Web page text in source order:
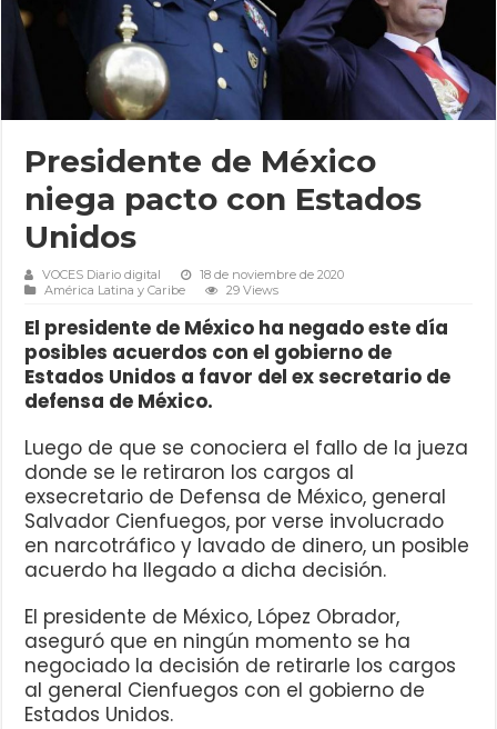
Presidente de México
niega pacto con Estados
Unidos
VOCES Diario digital
18 de noviembre de 2020
América Latina y Caribe
29 Views
El presidente de México ha negado este día
posibles acuerdos con el gobierno de
Estados Unidos a favor del ex secretario de
defensa de México.
Luego de que se conociera el fallo de la jueza
donde se le retiraron los cargos al
exsecretario de Defensa de México, general
Salvador Cienfuegos, por verse involucrado
en narcotráfico y lavado de dinero, un posible
acuerdo ha llegado a dicha decisión.
El presidente de México, López Obrador,
aseguró que en ningún momento se ha
negociado la decisión de retirarle los cargos
al general Cienfuegos con el gobierno de
Estados Unidos.